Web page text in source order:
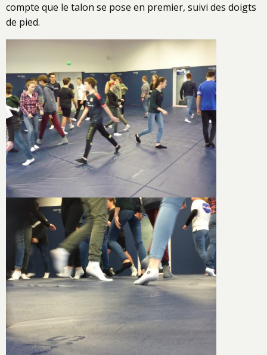
compte que le talon se pose en premier, suivi des doigts
de pied.